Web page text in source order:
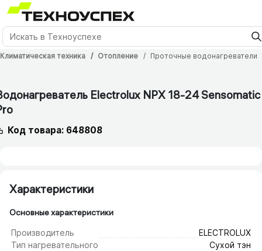
Климатическая техника Отопление Проточные водонагреватели
Electrolux NPX 18-24 Sensomatic
Код товара: 648808
Характеристики
Основные характеристики
Производитель
ELECTROLUX
Тип нагревательного
Сухой тэн